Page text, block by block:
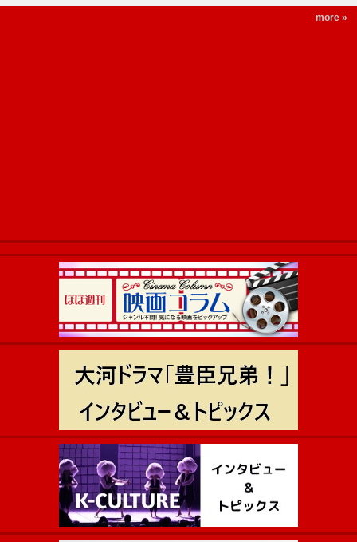
more »